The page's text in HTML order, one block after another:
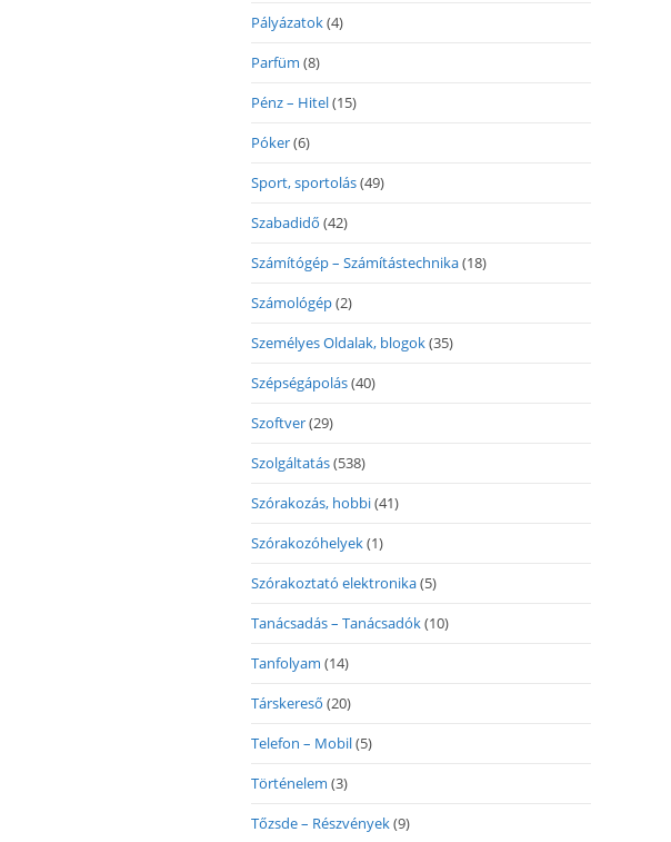
Pályázatok(4)
Parfüm (8)
Pénz – Hitel(15)
Póker(6)
Sport, sportolás(49)
Szabadidő (42)
Számítógép – Számítástechnika(18)
Számológép(2)
Személyes Oldalak, blogok(35)
Szépségápolás(40)
Szoftver(29)
Szolgáltatás(538)
Szórakozás, hobbi(41)
Szórakozóhelyek(1)
Szórakoztató elektronika(5)
Tanácsadás – Tanácsadók(10)
Tanfolyam (14)
Társkereső (20)
Telefon – Mobil(5)
Történelem (3)
Tőzsde – Részvények(9)